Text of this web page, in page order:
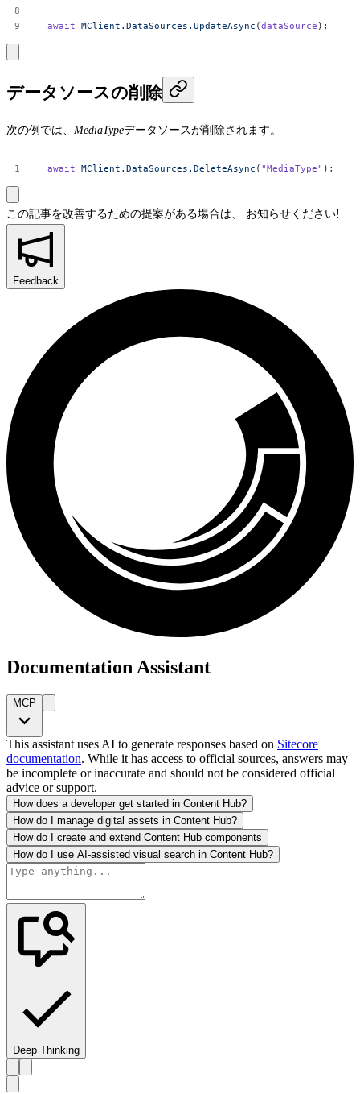
await MClient.DataSources.UpdateAsync (dataSource );
データソースの削除
次の例では、 MediaTypeデータソースが削除されます。
await MClient.DataSources.DeleteAsync ( "MediaType" );
この記事を改善するための提案がある場合は、 お知らせください!
Feedback
Documentation Assistant
MCP
This assistant uses AI to generate responses based on Sitecore
documentation. While it has access to official sources, answers may
be incomplete or inaccurate and should not be considered official
advice or support.
How does a developer get started in Content Hub?
How do I manage digital assets in Content Hub?
How do I create and extend Content Hub components
How do I use AI-assisted visual search in Content Hub?
Deep Thinking